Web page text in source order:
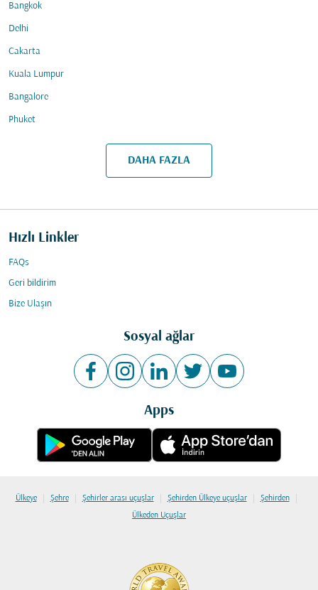
Bangkok
Delhi
Cakarta
Kuala Lumpur
Bangalore
Phuket
DAHA FAZLA
Hızlı Linkler
FAQs
Geri bildirim
Bize Ulaşın
Sosyal ağlar
Apps
Ülkeye | Şehre | Şehirler arası uçuşlar | Şehirden Ülkeye uçuşlar | Şehirden |
Ülkeden Uçuşlar